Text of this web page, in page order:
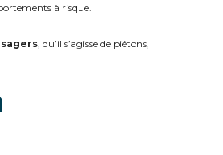
à risque.
, qu’il s’agisse de piétons,